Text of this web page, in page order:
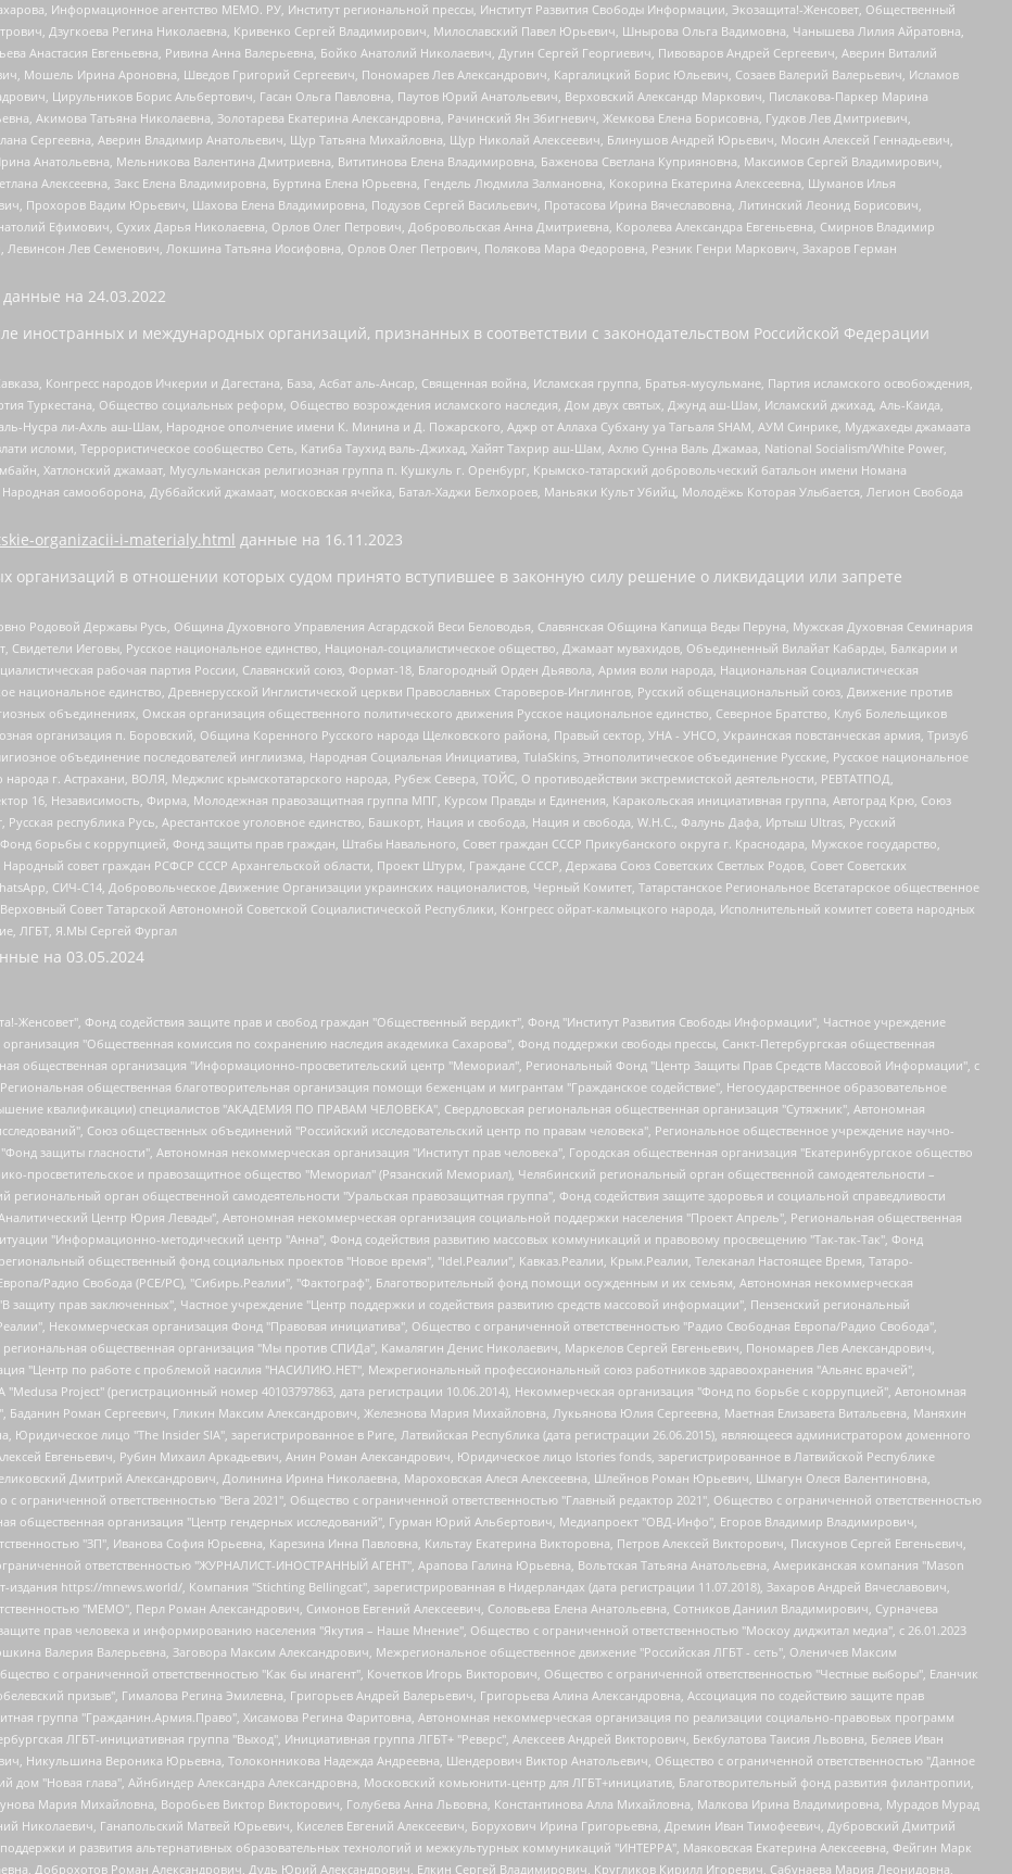
Информационное агентство МЕМО. РУ, Институт региональной прессы, Институт Развития Свободы Информации, Экозащита!-Женсовет, Общественный
Дзугкоева Регина Николаевна, Кривенко Сергей Владимирович, Милославский Павел Юрьевич, Шнырова Ольга Вадимовна, Чанышева Лилия Айратовна,
Анастасия Евгеньевна, Ривина Анна Валерьевна, Бойко Анатолий Николаевич, Дугин Сергей Георгиевич, Пивоваров Андрей Сергеевич, Аверин Виталий
Мошель Ирина Ароновна, Шведов Григорий Сергеевич, Пономарев Лев Александрович, Каргалицкий Борис Юльевич, Созаев Валерий Валерьевич, Исламов
Цирульников Борис Альбертович, Гасан Ольга Павловна, Паутов Юрий Анатольевич, Верховский Александр Маркович, Пислакова-Паркер Марина
Акимова Татьяна Николаевна, Золотарева Екатерина Александровна, Рачинский Ян Збигневич, Жемкова Елена Борисовна, Гудков Лев Дмитриевич,
Сергеевна, Аверин Владимир Анатольевич, Щур Татьяна Михайловна, Щур Николай Алексеевич, Блинушов Андрей Юрьевич, Мосин Алексей Геннадьевич,
Анатольевна, Мельникова Валентина Дмитриевна, Вититинова Елена Владимировна, Баженова Светлана Куприяновна, Максимов Сергей Владимирович,
Алексеевна, Закс Елена Владимировна, Буртина Елена Юрьевна, Гендель Людмила Залмановна, Кокорина Екатерина Алексеевна, Шуманов Илья
Прохоров Вадим Юрьевич, Шахова Елена Владимировна, Подузов Сергей Васильевич, Протасова Ирина Вячеславовна, Литинский Леонид Борисович,
Ефимович, Сухих Дарья Николаевна, Орлов Олег Петрович, Добровольская Анна Дмитриевна, Королева Александра Евгеньевна, Смирнов Владимир
Лев Семенович, Локшина Татьяна Иосифовна, Орлов Олег Петрович, Полякова Мара Федоровна, Резник Генри Маркович, Захаров Герман
данные на 24.03.2022
иностранных и международных организаций, признанных в соответствии с законодательством Российской Федерации
Конгресс народов Ичкерии и Дагестана, База, Асбат аль-Ансар, Священная война, Исламская группа, Братья-мусульмане, Партия исламского освобождения,
Туркестана, Общество социальных реформ, Общество возрождения исламского наследия, Дом двух святых, Джунд аш-Шам, Исламский джихад, Аль-Каида,
Нусра ли-Ахль аш-Шам, Народное ополчение имени К. Минина и Д. Пожарского, Аджр от Аллаха Субхану уа Тагьаля SHAM, АУМ Синрике, Муджахеды джамаата
исломи, Террористическое сообщество Сеть, Катиба Таухид валь-Джихад, Хайят Тахрир аш-Шам, Ахлю Сунна Валь Джамаа, National Socialism/White Power,
Хатлонский джамаат, Мусульманская религиозная группа п. Кушкуль г. Оренбург, Крымско-татарский добровольческий батальон имени Номана
самооборона, Дуббайский джамаат, московская ячейка, Батал-Хаджи Белхороев, Маньяки Культ Убийц, Молодёжь Которая Улыбается, Легион Свобода
organizacii-i-materialy.html данные на 16.11.2023
в отношении которых судом принято вступившее в законную силу решение о ликвидации или запрете
Родовой Державы Русь, Община Духовного Управления Асгардской Веси Беловодья, Славянская Община Капища Веды Перуна, Мужская Духовная Семинария
Иеговы, Русское национальное единство, Национал-социалистическое общество, Джамаат мувахидов, Объединенный Вилайат Кабарды, Балкарии и
рабочая партия России, Славянский союз, Формат-18, Благородный Орден Дьявола, Армия воли народа, Национальная Социалистическая
национальное единство, Древнерусской Инглистической церкви Православных Староверов-Инглингов, Русский общенациональный союз, Движение против
объединениях, Омская организация общественного политического движения Русское национальное единство, Северное Братство, Клуб Болельщиков
организация п. Боровский, Община Коренного Русского народа Щелковского района, Правый сектор, УНА - УНСО, Украинская повстанческая армия, Тризуб
объединение последователей инглиизма, Народная Социальная Инициатива, TulaSkins, Этнополитическое объединение Русские, Русское национальное
г. Астрахани, ВОЛЯ, Меджлис крымскотатарского народа, Рубеж Севера, ТОЙС, О противодействии экстремистской деятельности, РЕВТАТПОД,
16, Независимость, Фирма, Молодежная правозащитная группа МПГ, Курсом Правды и Единения, Каракольская инициативная группа, Автоград Крю, Союз
республика Русь, Арестантское уголовное единство, Башкорт, Нация и свобода, Нация и свобода, W.H.С., Фалунь Дафа, Иртыш Ultras, Русский
борьбы с коррупцией, Фонд защиты прав граждан, Штабы Навального, Совет граждан СССР Прикубанского округа г. Краснодара, Мужское государство,
совет граждан РСФСР СССР Архангельской области, Проект Штурм, Граждане СССР, Держава Союз Советских Светлых Родов, Совет Советских
СИЧ-С14, Добровольческое Движение Организации украинских националистов, Черный Комитет, Татарстанское Региональное Всетатарское общественное
Совет Татарской Автономной Советской Социалистической Республики, Конгресс ойрат-калмыцкого народа, Исполнительный комитет совета народных
ЛГБТ, Я.МЫ Сергей Фургал
на 03.05.2024
"MEDIUM-ORIENT", Красноярская региональная общественная организация "Мы против СПИДа", Камалягин Денис Николаевич, Маркелов Сергей Евгеньевич, Пономарев Лев Александрович, Савицкая Людмила Алексеевна, Автономная некоммерческая организация "Центр по работе с проблемой насилия "НАСИЛИЮ.НЕТ", Межрегиональный профессиональный союз работников здравоохранения "Альянс врачей", Юридическое лицо, зарегистрированное в Латвийской Республике, SIA "Medusa Project" (регистрационный номер 40103797863, дата регистрации 10.06.2014), Некоммерческая организация "Фонд по борьбе с коррупцией", Автономная некоммерческая организация "Институт права и публичной политики", Баданин Роман Сергеевич, Гликин Максим Александрович, Железнова Мария Михайловна, Лукьянова Юлия Сергеевна, Маетная Елизавета Витальевна, Маняхин Петр Борисович, Чуракова Ольга Владимировна, Ярош Юлия Петровна, Юридическое лицо "The Insider SIA", зарегистрированное в Риге, Латвийская Республика (дата регистрации 26.06.2015), являющееся администратором доменного имени интернет-издания "The Insider SIA", https://theins.ru, Постернак Алексей Евгеньевич, Рубин Михаил Аркадьевич, Анин Роман Александрович, Юридическое лицо Istories fonds, зарегистрированное в Латвийской Республике (регистрационный номер 50008295751, дата регистрации 24.02.2020), Великовский Дмитрий Александрович, Долинина Ирина Николаевна, Мароховская Алеся Алексеевна, Шлейнов Роман Юрьевич, Шмагун Олеся Валентиновна, Общество с ограниченной ответственностью "Альтаир 2021", Общество с ограниченной ответственностью "Вега 2021", Общество с ограниченной ответственностью "Главный редактор 2021", Общество с ограниченной ответственностью "Ромашки монолит", Важенков Артем Валерьевич, Ивановская областная общественная организация "Центр гендерных исследований", Гурман Юрий Альбертович, Медиапроект "ОВД-Инфо", Егоров Владимир Владимирович, Жилинский Владимир Александрович, Общество с ограниченной ответственностью "ЗП", Иванова София Юрьевна, Карезина Инна Павловна, Кильтау Екатерина Викторовна, Петров Алексей Викторович, Пискунов Сергей Евгеньевич, Смирнов Сергей Сергеевич, Тихонов Михаил Сергеевич, Общество с ограниченной ответственностью "ЖУРНАЛИСТ-ИНОСТРАННЫЙ АГЕНТ", Арапова Галина Юрьевна, Вольтская Татьяна Анатольевна, Американская компания "Mason G.E.S. Anonymous Foundation" (США), являющаяся владельцем интернет-издания https://mnews.world/, Компания "Stichting Bellingcat", зарегистрированная в Нидерландах (дата регистрации 11.07.2018), Захаров Андрей Вячеславович, Клепиковская Екатерина Дмитриевна, Общество с ограниченной ответственностью "МЕМО", Перл Роман Александрович, Симонов Евгений Алексеевич, Соловьева Елена Анатольевна, Сотников Даниил Владимирович, Сурначева Елизавета Дмитриевна, Автономная некоммерческая организация по защите прав человека и информированию населения "Якутия – Наше Мнение", Общество с ограниченной ответственностью "Москоу диджитал медиа", с 26.01.2023 Общество с ограниченной ответственностью "Чайка Белые сады", Ветошкина Валерия Валерьевна, Заговора Максим Александрович, Межрегиональное общественное движение "Российская ЛГБТ - сеть", Оленичев Максим Владимирович, Павлов Иван Юрьевич, Скворцова Елена Сергеевна, Общество с ограниченной ответственностью "Как бы инагент", Кочетков Игорь Викторович, Общество с ограниченной ответственностью "Честные выборы", Еланчик Олег Александрович, Общество с ограниченной ответственностью "Нобелевский призыв", Гималова Регина Эмилевна, Григорьев Андрей Валерьевич, Григорьева Алина Александровна, Ассоциация по содействию защите прав призывников, альтернативнослужащих и военнослужащих "Правозащитная группа "Гражданин.Армия.Право", Хисамова Регина Фаритовна, Автономная некоммерческая организация по реализации социально-правовых программ "Лилит", Дальневосточное общественное движение "Маяк", Санкт-Петербургская ЛГБТ-инициативная группа "Выход", Инициативная группа ЛГБТ+ "Реверс", Алексеев Андрей Викторович, Бекбулатова Таисия Львовна, Беляев Иван Михайлович, Владыкина Елена Сергеевна, Гельман Марат Александрович, Никульшина Вероника Юрьевна, Толоконникова Надежда Андреевна, Шендерович Виктор Анатольевич, Общество с ограниченной ответственностью "Данное сообщение", Общество с ограниченной ответственностью Издательский дом "Новая глава", Айнбиндер Александра Александровна, Московский комьюнити-центр для ЛГБТ+инициатив, Благотворительный фонд развития филантропии, Deutsche Welle (Германия, Kurt-Schumacher-Strasse 3, 53113 Bonn), Борзунова Мария Михайловна, Воробьев Виктор Викторович, Голубева Анна Львовна, Константинова Алла Михайловна, Малкова Ирина Владимировна, Мурадов Мурад Абдулгалимович, Осетинская Елизавета Николаевна, Понасенков Евгений Николаевич, Ганапольский Матвей Юрьевич, Киселев Евгений Алексеевич, Борухович Ирина Григорьевна, Дремин Иван Тимофеевич, Дубровский Дмитрий Викторович, Красноярская региональная общественная организация поддержки и развития альтернативных образовательных технологий и межкультурных коммуникаций "ИНТЕРРА", Маяковская Екатерина Алексеевна, Фейгин Марк Захарович, Филимонов Андрей Викторович, Дзугкоева Регина Николаевна, Доброхотов Роман Александрович, Дудь Юрий Александрович, Елкин Сергей Владимирович, Кругликов Кирилл Игоревич, Сабунаева Мария Леонидовна, Семенов Алексей Владимирович, Шаинян Карен Багратович, Шульман Екатерина Михайловна, Асафьев Артур Валерьевич, Вахштайн Виктор Семенович, Венедиктов Алексей Алексеевич, Лушникова Екатерина Евгеньевна, Волков Леонид Михайлович, Невзоров Александр Глебович, Пархоменко Сергей Борисович, Сироткин Ярослав Николаевич, Кара-Мурза Владимир Владимирович, Баранова Наталья Владимировна, Гозман Леонид Яковлевич, Кагарлицкий Борис Юльевич, Климарев Михаил Валерьевич, Милов Владимир Станиславович, Автономная некоммерческая организация Краснодарский центр современного искусства "Типография", Моргенштерн Алишер Тагирович, Соболь Любовь Эдуардовна, Общество с ограниченной ответственностью "ЛИЗА НОРМ", Каспаров Гарри Кимович, Ходорковский Михаил Борисович, Общество с ограниченной ответственностью "Апрельские тезисы", Данилович Ирина Брониславовна, Кашин Олег Владимирович, Петров Николай Владимирович, Пивоваров Алексей Владимирович, Соколов Михаил Владимирович, Цветкова Юлия Владимировна, Чичваркин Евгений Александрович, Комитет против пыток/Команда против пыток, Общество с ограниченной ответственностью "Первый научный", Общество с ограниченной ответственностью "Вертолет и ко", Белоцерковская Вероника Борисовна, Кац Максим Евгеньевич, Лазарева Татьяна Юрьевна, Шаведдинов Руслан Табризович, Яшин Илья Валерьевич, Общество с ограниченной ответственностью "Иноагент ААВ", Алешковский Дмитрий Петрович, Альбац Евгения Марковна, Быков Дмитрий Львович, Галямина Юлия Евгеньевна, Лойко Сергей Леонидович, Мартынов Кирилл Константинович, Медведев Сергей Александрович, Крашенинников Федор Геннадиевич, Гордеева Катерина Вл